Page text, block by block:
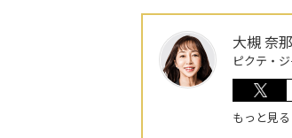
大槻 奈那
ピクテ・
もっと見る